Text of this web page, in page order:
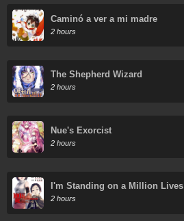
Caminó a ver a mi madre
2 hours
The Shepherd Wizard
2 hours
Nue's Exorcist
2 hours
I'm Standing on a Million Lives
2 hours